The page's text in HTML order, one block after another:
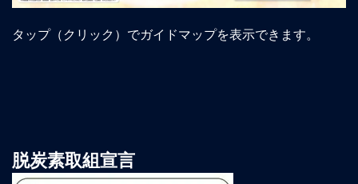
タップ（クリック）でガイドマップを表示できます。
脱炭素取組宣言